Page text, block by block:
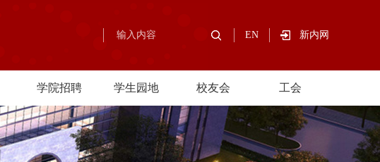
EN 新内网
学院招聘 学生园地 校友会 工会